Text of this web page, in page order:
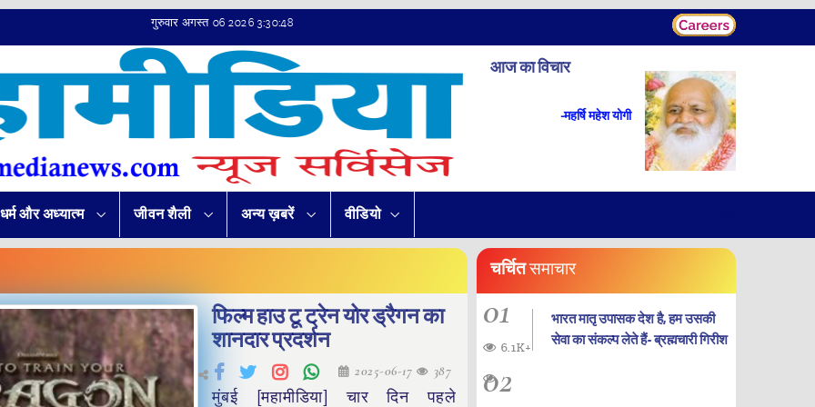
गुरुवार अगस्त 06 2026 3:30:48
आज का विचार
-महर्षि महेश योगी
धर्म और अध्यात्म जीवन शैली अन्य ख़बरें वीडियो
फिल्म हाउ टू ट्रेन योर ड्रैगन का
शानदार प्रदर्शन
2025-06-17 387
मुंबई [महामीडिया] चार दिन पहले
चर्चितसमाचार
01
भारत मातृ उपासक देश है, हम उसकी
सेवा का संकल्प लेते हैं- ब्रह्मचारी गिरीश
6.1K+
02